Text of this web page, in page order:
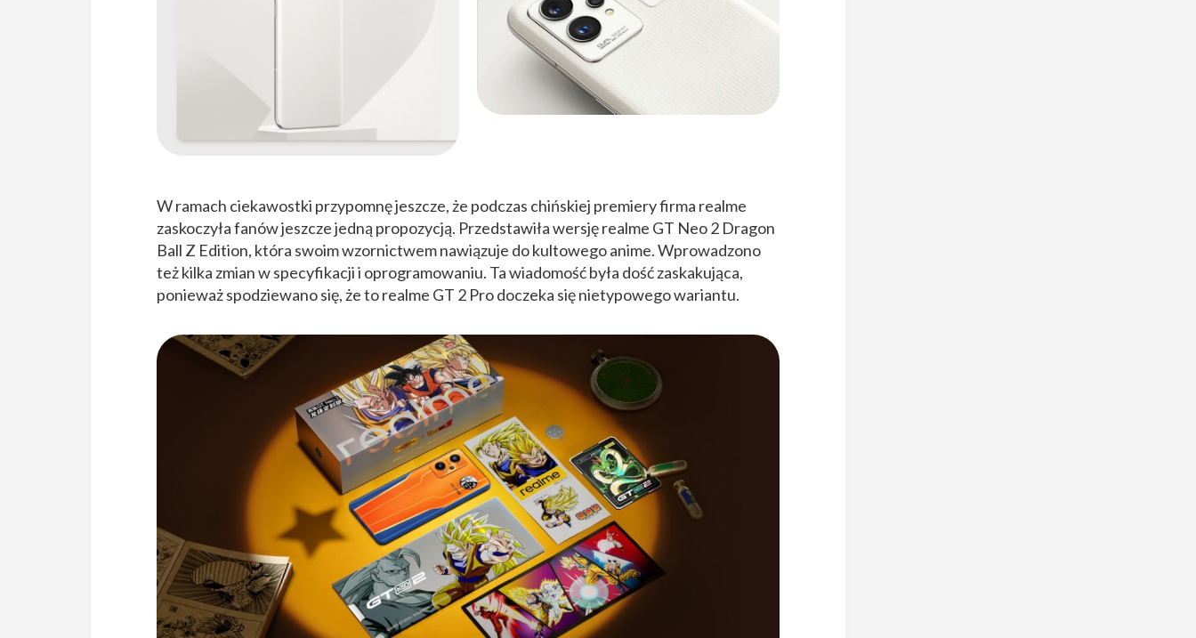
W ramach ciekawostki przypomnę jeszcze, że podczas chińskiej premiery firma realme
zaskoczyła fanów jeszcze jedną propozycją. Przedstawiła wersję realme GT Neo 2 Dragon
Ball Z Edition, która swoim wzornictwem nawiązuje do kultowego anime. Wprowadzono
też kilka zmian w specyfikacji i oprogramowaniu. Ta wiadomość była dość zaskakująca,
ponieważ spodziewano się, że to realme GT 2 Pro doczeka się nietypowego wariantu.